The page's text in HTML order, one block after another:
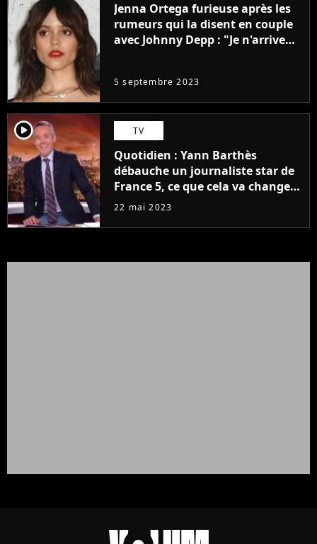
Jenna Ortega furieuse après les
rumeurs qui la disent en couple
avec Johnny Depp : "Je n'arrive
5 septembre 2023
player2 TV
Quotidien : Yann Barthès
débauche un journaliste star de
France 5, ce que cela va changer
à la rentrée
22 mai 2023